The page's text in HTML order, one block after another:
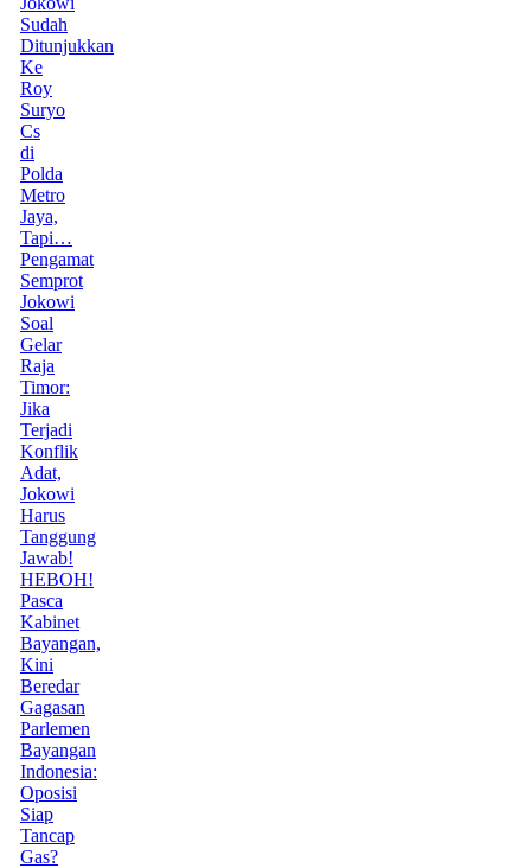
Sudah
Ditunjukkan
Ke
Roy
Suryo
Cs
di
Polda
Metro
Jaya,
Tapi…
Pengamat
Semprot
Jokowi
Soal
Gelar
Raja
Timor:
Jika
Terjadi
Konflik
Adat,
Jokowi
Harus
Tanggung
Jawab!
HEBOH!
Pasca
Kabinet
Bayangan,
Kini
Beredar
Gagasan
Parlemen
Bayangan
Indonesia:
Oposisi
Siap
Tancap
Gas?